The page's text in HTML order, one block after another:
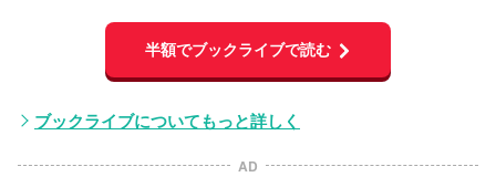
半額でブックライブで読む
ブックライブについてもっと詳しく
AD